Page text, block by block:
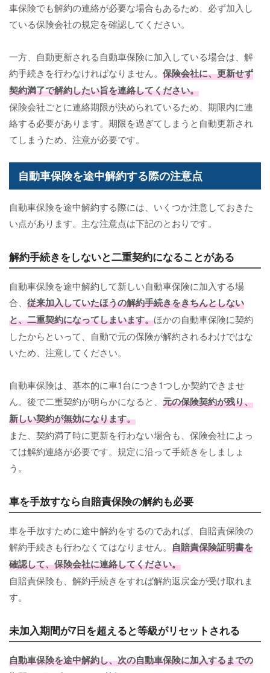
車保険でも解約の連絡が必要な場合もあるため、必ず加入し
ている保険会社の規定を確認してください。
一方、自動更新される自動車保険に加入している場合は、解
約手続きを行わなければなりません。 保険会社に、更新せず
契約満了で解約したい旨を連絡してください。
保険会社ごとに連絡期限が決められているため、期限内に連
絡する必要があります。期限を過ぎてしまうと自動更新され
てしまうため、注意が必要です。
自動車保険を途中解約する際の注意点
自動車保険を途中解約する際には、いくつか注意しておきた
い点があります。主な注意点は下記のとおりです。
解約手続きをしないと二重契約になることがある
自動車保険を途中解約して新しい自動車保険に加入する場
合、 従来加入していたほうの解約手続きをきちんとしない
と、二重契約になってしまいます。ほかの自動車保険に契約
したからといって、自動で元の保険が解約されるわけではな
いため、注意してください。
自動車保険は、基本的に車1台につき1つしか契約できませ
ん。後で二重契約が明らかになると、 元の保険契約が残り、
新しい契約が無効になります。
また、契約満了時に更新を行わない場合も、保険会社によっ
ては解約連絡が必要です。規定に沿って手続きをしましょ
う。
車を手放すなら自賠責保険の解約も必要
車を手放すために途中解約をするのであれば、自賠責保険の
解約手続きも行わなくてはなりません。 自賠責保険証明書を
確認して、保険会社に連絡してください。
自賠責保険も、解約手続きをすれば解約返戻金が受け取れま
す。
未加入期間が7日を超えると等級がリセットされる
自動車保険を途中解約し、次の自動車保険に加入するまでの